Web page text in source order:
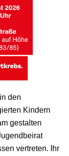
den
Kindern
gestalten
vertreten. Ihr